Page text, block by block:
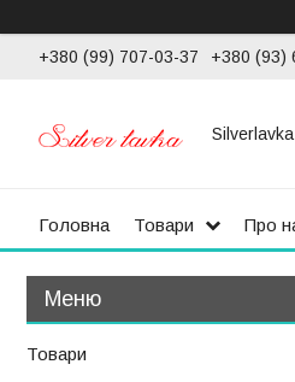
+380 (99) 707-03-37 +380 (93)
Головна Товари Про
Товари